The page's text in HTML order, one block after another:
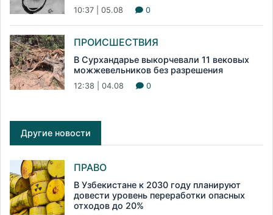
10:37 | 05.08 0
ПРОИСШЕСТВИЯ
В Сурхандарье выкорчевали 11 вековых
можжевельников без разрешения
12:38 | 04.08 0
Другие новости
ПРАВО
В Узбекистане к 2030 году планируют
довести уровень переработки опасных
отходов до 20%